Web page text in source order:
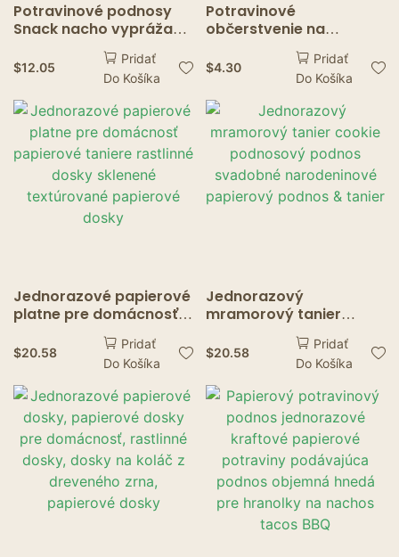
Potravinové podnosy
Snack nacho vyprážané
kontajnerové boxy s
jedlom francúzskych
hranoliek podnos na
jedno použitie kraft
papierového
občerstvenia
potravinové podnosy
$12.05
Pridať
Do Košíka
Potravinové
občerstvenie na
občerstvenie člnov na
jednorázový papierový
tanier papierové člnové
podnos pre reštauráciu
$4.30
Pridať
Do Košíka
Jednorazové papierové
platne pre domácnosť
papierové taniere
rastlinné dosky sklenené
textúrované papierové
dosky
$20.58
Pridať
Do Košíka
Jednorazový
mramorový tanier
cookie podnosový
podnos svadobné
narodeninové
papierový podnos &
tanier
$20.58
Pridať
Do Košíka